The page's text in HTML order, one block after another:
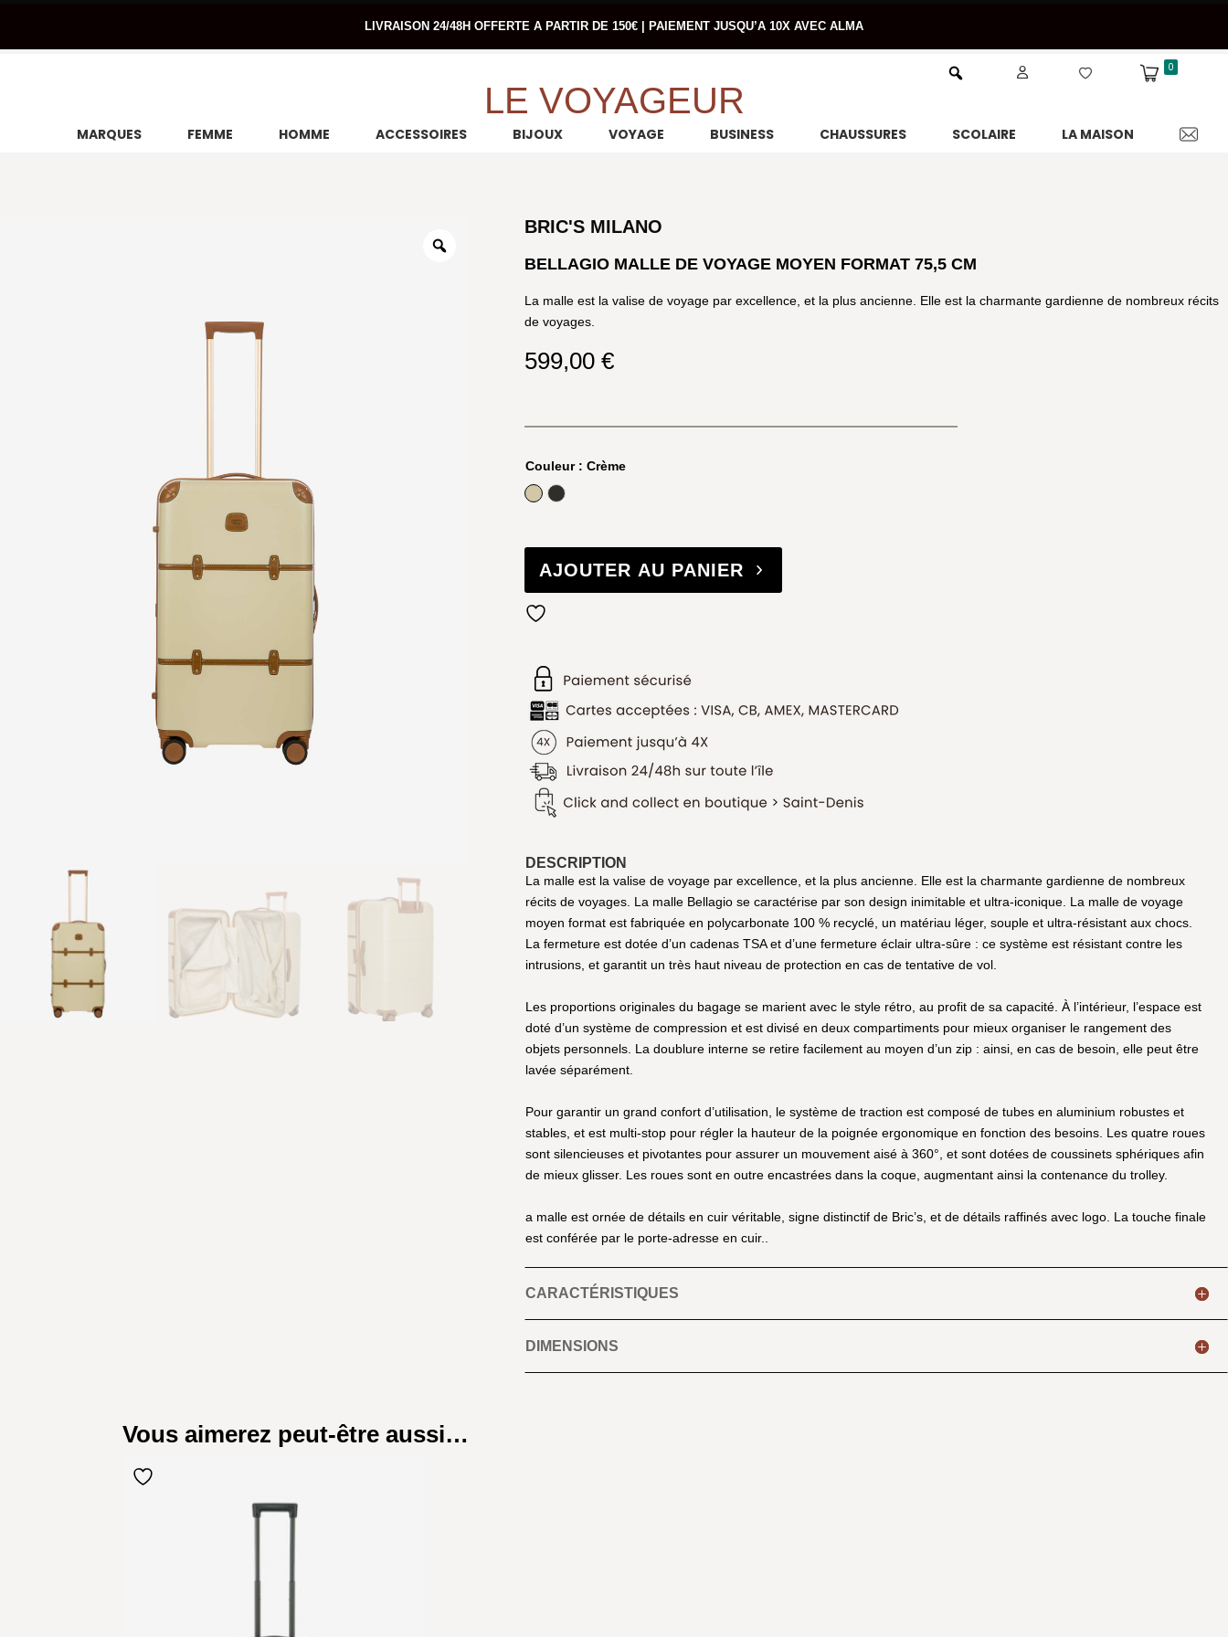
LIVRAISON 24/48H OFFERTE A PARTIR DE 150€ | PAIEMENT JUSQU’A 10X AVEC ALMA
0
LE VOYAGEUR
MARQUES FEMME HOMME ACCESSOIRES BIJOUX VOYAGE BUSINESS CHAUSSURES SCOLAIRE LA MAISON
BRIC'S MILANO
BELLAGIO MALLE DE VOYAGE MOYEN FORMAT 75,5 CM
La malle est la valise de voyage par excellence, et la plus ancienne. Elle est la charmante gardienne de nombreux récits
de voyages.
599,00 €
Couleur: Crème
CrèmeOlive
AJOUTER AU PANIER
DESCRIPTION
La malle est la valise de voyage par excellence, et la plus ancienne. Elle est la charmante gardienne de nombreux
récits de voyages. La malle Bellagio se caractérise par son design inimitable et ultra-iconique. La malle de voyage
moyen format est fabriquée en polycarbonate 100 % recyclé, un matériau léger, souple et ultra-résistant aux chocs.
La fermeture est dotée d’un cadenas TSA et d’une fermeture éclair ultra-sûre : ce système est résistant contre les
intrusions, et garantit un très haut niveau de protection en cas de tentative de vol.
Les proportions originales du bagage se marient avec le style rétro, au profit de sa capacité. À l’intérieur, l’espace est
doté d’un système de compression et est divisé en deux compartiments pour mieux organiser le rangement des
objets personnels. La doublure interne se retire facilement au moyen d’un zip : ainsi, en cas de besoin, elle peut être
lavée séparément.
Pour garantir un grand confort d’utilisation, le système de traction est composé de tubes en aluminium robustes et
stables, et est multi-stop pour régler la hauteur de la poignée ergonomique en fonction des besoins. Les quatre roues
sont silencieuses et pivotantes pour assurer un mouvement aisé à 360°, et sont dotées de coussinets sphériques afin
de mieux glisser. Les roues sont en outre encastrées dans la coque, augmentant ainsi la contenance du trolley.
a malle est ornée de détails en cuir véritable, signe distinctif de Bric’s, et de détails raffinés avec logo. La touche finale
est conférée par le porte-adresse en cuir..
CARACTÉRISTIQUES
DIMENSIONS
Vous aimerez peut-être aussi…